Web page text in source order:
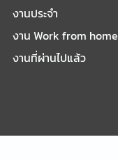
งานประจำ
งาน Work from home
งานที่ผ่านไปแล้ว